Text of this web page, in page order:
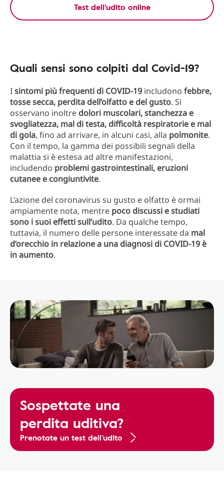
Test dell'udito online
Quali sensi sono colpiti dal Covid-19?
Isintomi più frequenti di COVID-19 includono febbre,
tosse secca, perdita dell’olfatto e del gusto. Si
osservano inoltre dolori muscolari, stanchezza e
svogliatezza, mal di testa, difficoltà respiratorie e mal
di gola, fino ad arrivare, in alcuni casi, alla polmonite.
Con il tempo, la gamma dei possibili segnali della
malattia si è estesa ad altre manifestazioni,
includendo problemi gastrointestinali, eruzioni
cutanee e congiuntivite.
L’azione del coronavirus su gusto e olfatto è ormai
ampiamente nota, mentre poco discussi e studiati
sono i suoi effetti sull’udito. Da qualche tempo,
tuttavia, il numero delle persone interessate da mal
d’orecchio in relazione a una diagnosi di COVID-19 è
in aumento.
Sospettate una
perdita uditiva?
Prenotate un test dell’udito